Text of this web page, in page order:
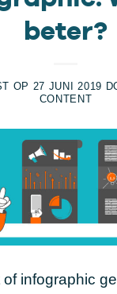
beter?
OP 27 JUNI 2019
CONTENT
infographic